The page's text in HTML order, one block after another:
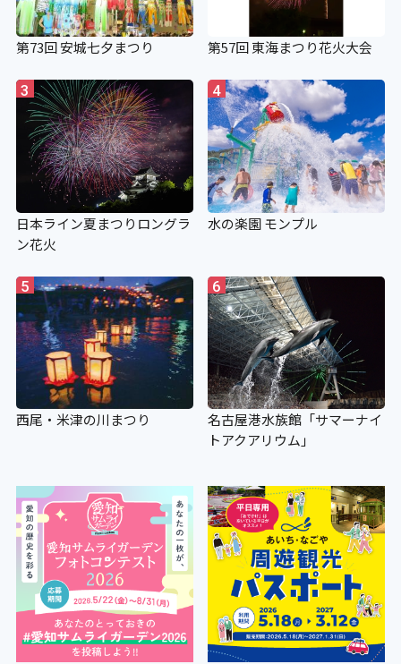
第73回 安城七夕まつり 第57回 東海まつり花火大会
3
日本ライン夏まつりロングラ
ン花火
4
水の楽園 モンプル
5
西尾・米津の川まつり
6
名古屋港水族館「サマーナイ
トアクアリウム」